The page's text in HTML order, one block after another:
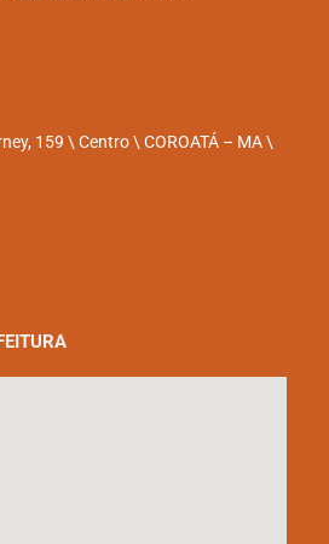
159 \ Centro \ COROATÁ – MA \